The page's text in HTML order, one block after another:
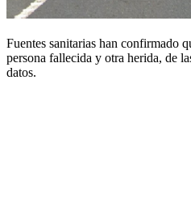
Fuentes sanitarias han confirmado
persona fallecida y otra herida, de
datos.